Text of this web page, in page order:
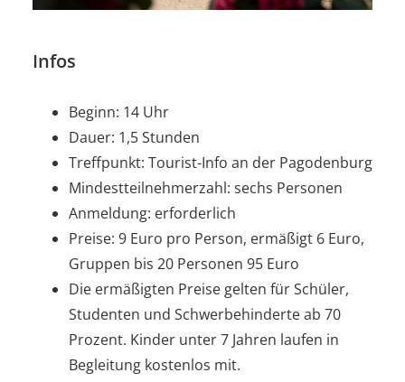
Infos
Beginn: 14 Uhr
Dauer: 1,5 Stunden
Treffpunkt: Tourist-Info an der Pagodenburg
Mindestteilnehmerzahl: sechs Personen
Anmeldung: erforderlich
Preise: 9 Euro pro Person, ermäßigt 6 Euro,
Gruppen bis 20 Personen 95 Euro
Die ermäßigten Preise gelten für Schüler,
Studenten und Schwerbehinderte ab 70
Prozent. Kinder unter 7 Jahren laufen in
Begleitung kostenlos mit.